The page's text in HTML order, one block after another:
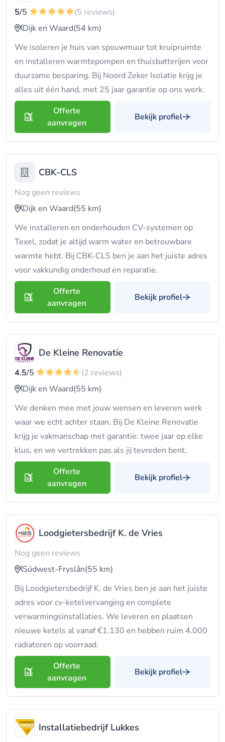
5/5
(5 reviews)
Dijk en Waard(54 km)
We isoleren je huis van spouwmuur tot kruipruimte
en installeren warmtepompen en thuisbatterijen voor
duurzame besparing. Bij Noord Zeker Isolatie krijg je
alles uit één hand, met 25 jaar garantie op ons werk.
Offerte
aanvragen
Bekijk profiel
CBK-CLS
Nog geen reviews
Dijk en Waard(55 km)
We installeren en onderhouden CV-systemen op
Texel, zodat je altijd warm water en betrouwbare
warmte hebt. Bij CBK-CLS ben je aan het juiste adres
voor vakkundig onderhoud en reparatie.
Offerte
aanvragen
Bekijk profiel
De Kleine Renovatie
4.5/5
(2 reviews)
Dijk en Waard(55 km)
We denken mee met jouw wensen en leveren werk
waar we echt achter staan. Bij De Kleine Renovatie
krijg je vakmanschap met garantie: twee jaar op elke
klus, en we vertrekken pas als jij tevreden bent.
Offerte
aanvragen
Bekijk profiel
Loodgietersbedrijf K. de Vries
Nog geen reviews
Súdwest-Fryslân(55 km)
Bij Loodgietersbedrijf K. de Vries ben je aan het juiste
adres voor cv-ketelvervanging en complete
verwarmingsinstallaties. We leveren en plaatsen
nieuwe ketels al vanaf €1.130 en hebben ruim 4.000
radiatoren op voorraad.
Offerte
aanvragen
Bekijk profiel
Installatiebedrijf Lukkes